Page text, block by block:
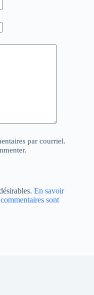
par courriel.
En savoir
sont